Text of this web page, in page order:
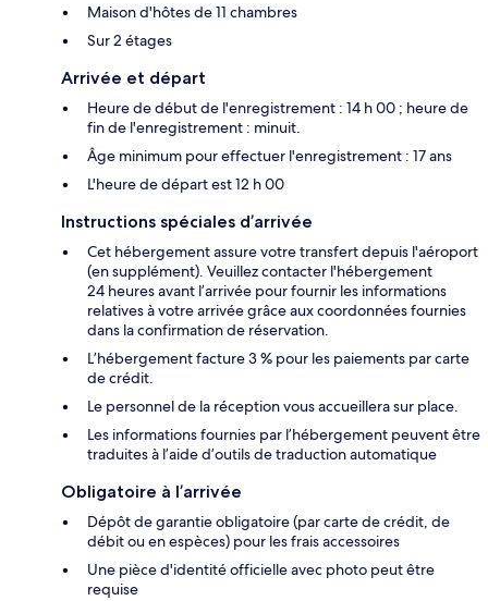
Maison d'hôtes de 11 chambres
Sur 2 étages
Arrivée et départ
Heure de début de l'enregistrement : 14 h 00 ; heure de
fin de l'enregistrement : minuit.
Âge minimum pour effectuer l'enregistrement : 17 ans
L'heure de départ est 12 h 00
Instructions spéciales d’arrivée
Cet hébergement assure votre transfert depuis l'aéroport
(en supplément). Veuillez contacter l'hébergement
24 heures avant l’arrivée pour fournir les informations
relatives à votre arrivée grâce aux coordonnées fournies
dans la confirmation de réservation.
L’hébergement facture 3 % pour les paiements par carte
de crédit.
Le personnel de la réception vous accueillera sur place.
Les informations fournies par l’hébergement peuvent être
traduites à l’aide d’outils de traduction automatique
Obligatoire à l’arrivée
Dépôt de garantie obligatoire (par carte de crédit, de
débit ou en espèces) pour les frais accessoires
Une pièce d'identité officielle avec photo peut être
requise